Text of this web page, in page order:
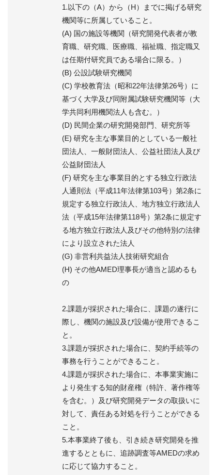
1.以下の（A）から（H）までに掲げる研究
機関等に所属していること。
(A) 国の施設等機関（研究開発代表者が教
育職、研究職、医療職、福祉職、指定職又
は任期付研究員である場合に限る。）
(B) 公設試験研究機関
(C) 学校教育法（昭和22年法律第26号）に
基づく大学及び同附属試験研究機関等（大
学共同利用機関法人も含む。）
(D) 民間企業の研究開発部門、研究所等
(E) 研究を主な事業目的としている一般社
団法人、一般財団法人、公益社団法人及び
公益財団法人
(F) 研究を主な事業目的とする独立行政法
人通則法（平成11年法律第103号）第2条に
規定する独立行政法人、地方独立行政法人
法（平成15年法律第118号）第2条に規定す
る地方独立行政法人及びその他特別の法律
により設立された法人
(G) 非営利共益法人技術研究組合
(H) その他AMED理事長が適当と認めるも
の
2.課題が採択された場合に、課題の遂行に
際し、機関の施設及び設備が使用できるこ
と。
3.課題が採択された場合に、契約手続等の
事務を行うことができること。
4.課題が採択された場合に、本事業実施に
より発生する知的財産権（特許、著作権等
を含む。）及び研究開発データの取扱いに
対して、責任ある対処を行うことができる
こと。
5.本事業終了後も、引き続き研究開発を推
進するとともに、追跡調査等AMEDの求め
に応じて協力すること。